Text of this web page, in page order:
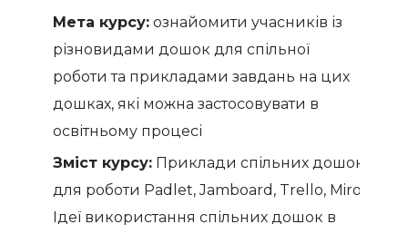
Мета курсу: ознайомити учасників із
різновидами дошок для спільної
роботи та прикладами завдань на цих
дошках, які можна застосовувати в
освітньому процесі
Зміст курсу: Приклади спільних дошок
для роботи Padlet, Jamboard, Trello, Miro
Ідеї використання спільних дошок в